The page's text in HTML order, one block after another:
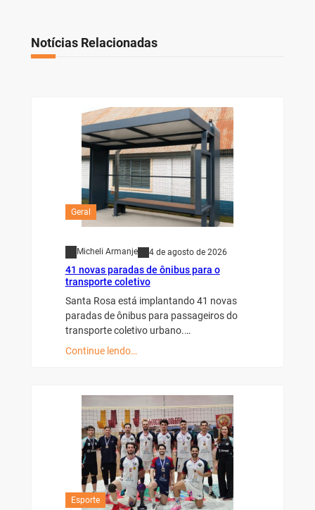
Notícias Relacionadas
Geral
Micheli Armanje 4 de agosto de 2026
41 novas paradas de ônibus para o
transporte coletivo
Santa Rosa está implantando 41 novas
paradas de ônibus para passageiros do
transporte coletivo urbano.…
Continue lendo…
Esporte